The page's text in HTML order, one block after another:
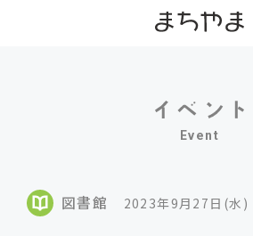
Event
図書館 2023年9月27日(水)